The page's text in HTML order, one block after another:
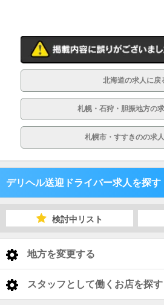
北海道の求人に戻
札幌・石狩・胆振地方の
札幌市・すすきのの求
デリヘル送迎ドライバー求人を探す
北海道
検討中リスト
地方を変更する
< 全国トップ
スタッフとして働くお店を探す